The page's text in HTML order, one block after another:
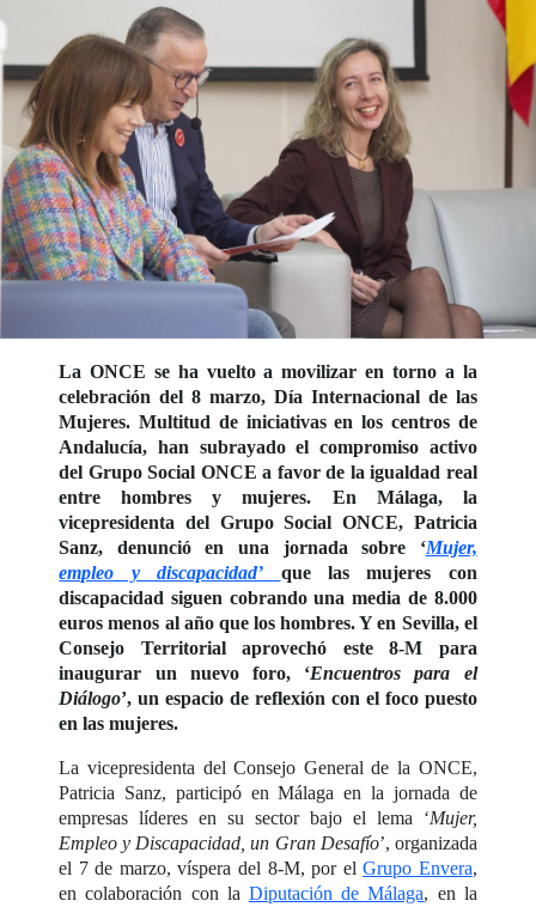
La ONCE se ha vuelto a movilizar en torno a la
celebración del 8 marzo, Día Internacional de las
Mujeres. Multitud de iniciativas en los centros de
Andalucía, han subrayado el compromiso activo
del Grupo Social ONCE a favor de la igualdad real
entre hombres y mujeres. En Málaga, la
vicepresidenta del Grupo Social ONCE, Patricia
Sanz, denunció en una jornada sobre ‘Mujer,
empleo y discapacidad’ que las mujeres con
discapacidad siguen cobrando una media de 8.000
euros menos al año que los hombres. Y en Sevilla, el
Consejo Territorial aprovechó este 8-M para
inaugurar un nuevo foro, ‘Encuentros para el
Diálogo’, un espacio de reflexión con el foco puesto
en las mujeres.
La vicepresidenta del Consejo General de la ONCE,
Patricia Sanz, participó en Málaga en la jornada de
empresas líderes en su sector bajo el lema ‘Mujer,
Empleo y Discapacidad, un Gran Desafío’, organizada
el 7 de marzo, víspera del 8-M, por elGrupo Envera,
en colaboración con la Diputación de Málaga, en la